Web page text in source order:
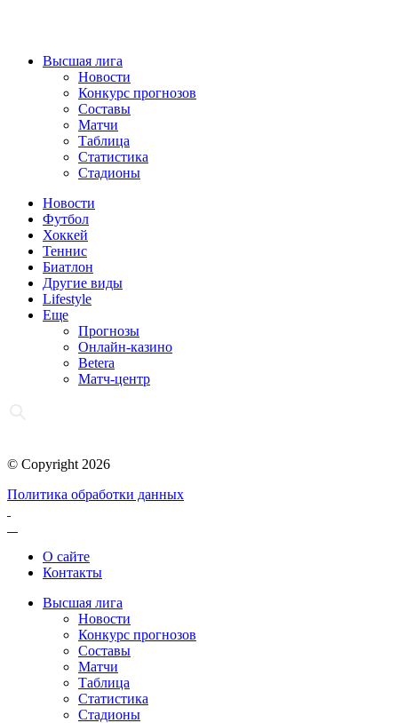
Высшая лига
Новости
Конкурс прогнозов
Составы
Матчи
Таблица
Статистика
Стадионы
Новости
Футбол
Хоккей
Теннис
Биатлон
Другие виды
Lifestyle
Еще
Прогнозы
Онлайн-казино
Betera
Матч-центр
© Copyright 2026
Политика обработки данных
О сайте
Контакты
Высшая лига
Новости
Конкурс прогнозов
Составы
Матчи
Таблица
Статистика
Стадионы